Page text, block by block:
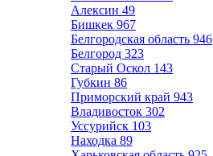
Алексин 49
Бишкек 967
Белгородская область 946
Белгород 323
Старый Оскол 143
Губкин 86
Приморский край 943
Владивосток 302
Уссурийск 103
Находка 89